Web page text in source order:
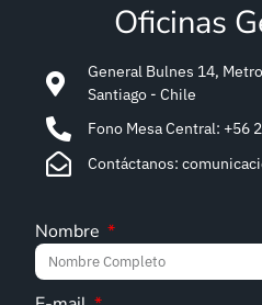
Oficinas
General Bulnes 14,
Santiago - Chile
Fono Mesa Central: +56
Contáctanos:
Nombre